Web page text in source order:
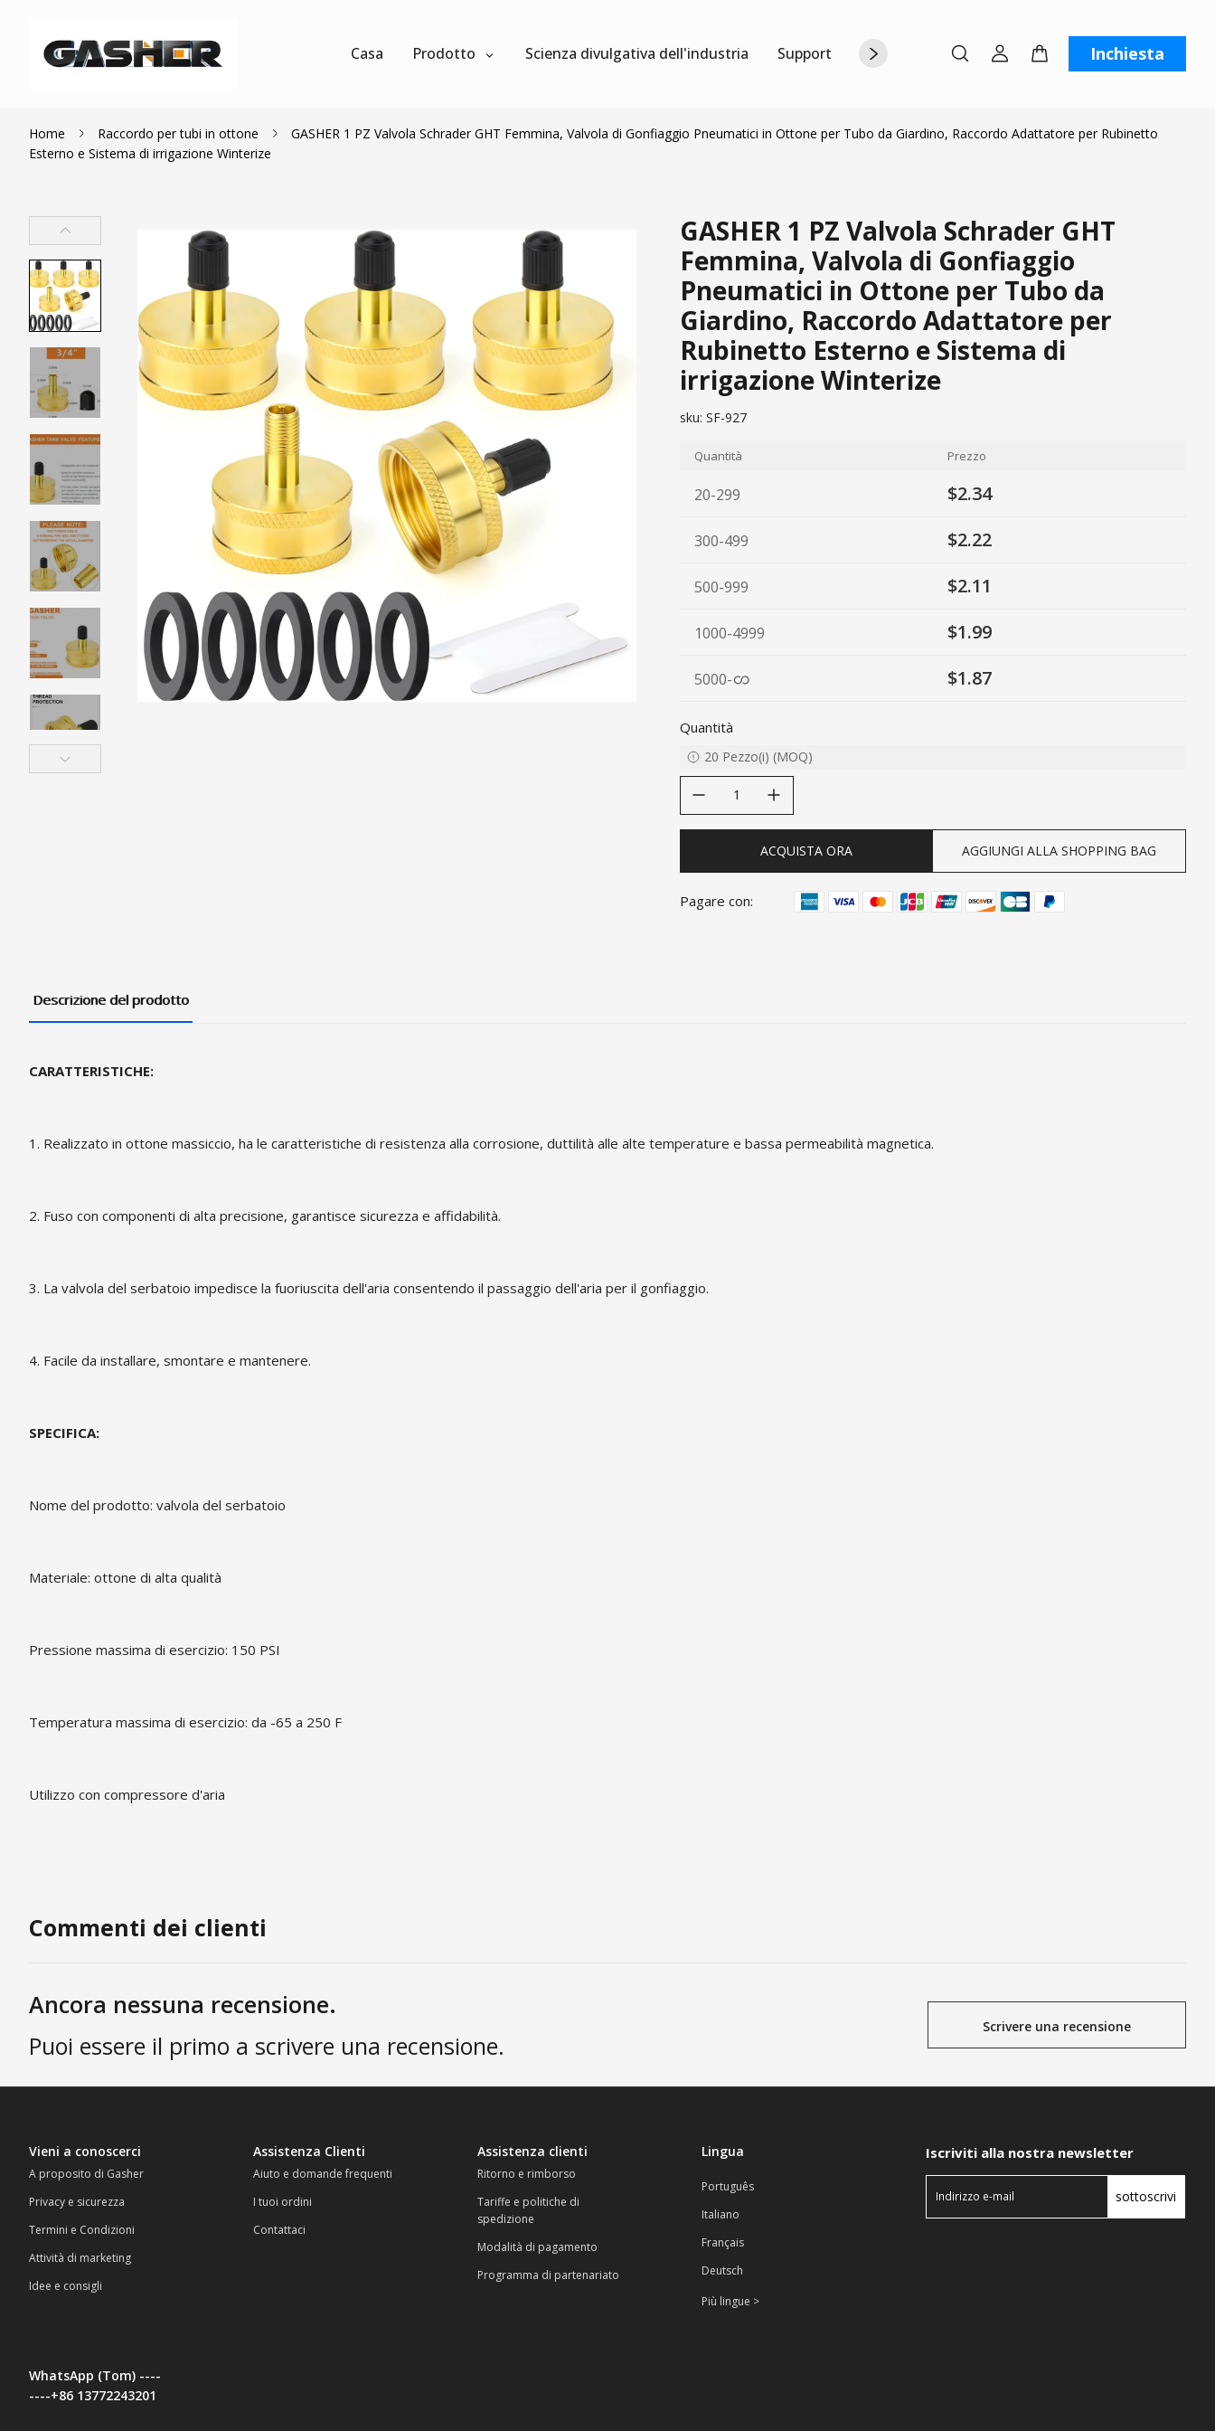
Casa Prodotto Scienza divulgativa dell'industria Supporto Chi siamo Contattaci Inchiesta
Home Raccordo per tubi in ottone
GASHER 1 PZ Valvola Schrader GHT Femmina, Valvola di Gonfiaggio Pneumatici in Ottone per Tubo da Giardino, Raccordo Adattatore per Rubinetto
Esterno e Sistema di irrigazione Winterize
GASHER 1 PZ Valvola Schrader GHT
Femmina, Valvola di Gonfiaggio
Pneumatici in Ottone per Tubo da
Giardino, Raccordo Adattatore per
Rubinetto Esterno e Sistema di
irrigazione Winterize
sku: SF-927
Quantità Prezzo
20-299 $2.34
300-499 $2.22
500-999 $2.11
1000-4999 $1.99
5000- $1.87
Quantità
20 Pezzo(i) (MOQ)
ACQUISTA ORA AGGIUNGI ALLA SHOPPING BAG
Pagare con:
Descrizione del prodotto
CARATTERISTICHE:
1. Realizzato in ottone massiccio, ha le caratteristiche di resistenza alla corrosione, duttilità alle alte temperature e bassa permeabilità magnetica.
2. Fuso con componenti di alta precisione, garantisce sicurezza e affidabilità.
3. La valvola del serbatoio impedisce la fuoriuscita dell'aria consentendo il passaggio dell'aria per il gonfiaggio.
4. Facile da installare, smontare e mantenere.
SPECIFICA:
Nome del prodotto: valvola del serbatoio
Materiale: ottone di alta qualità
Pressione massima di esercizio: 150 PSI
Temperatura massima di esercizio: da -65 a 250 F
Utilizzo con compressore d'aria
Commenti dei clienti
Ancora nessuna recensione.
Puoi essere il primo a scrivere una recensione.
Scrivere una recensione
Vieni a conoscerci
A proposito di Gasher
Privacy e sicurezza
Termini e Condizioni
Attività di marketing
Idee e consigli
Assistenza Clienti
Aiuto e domande frequenti
I tuoi ordini
Contattaci
Assistenza clienti
Ritorno e rimborso
Tariffe e politiche di
spedizione
Modalità di pagamento
Programma di partenariato
Lingua
Português
Italiano
Français
Deutsch
Più lingue >
WhatsApp (Tom) ----
----+86 13772243201
Iscriviti alla nostra newsletter
sottoscrivi